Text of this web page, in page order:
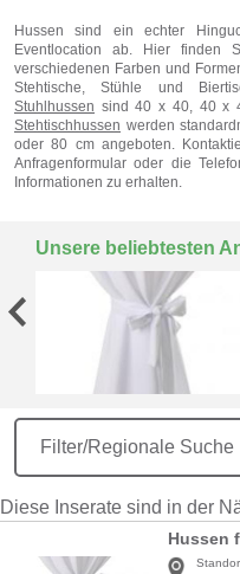
Hussen sind ein echter
Eventlocation ab. Hier finden
verschiedenen Farben und
Stehtische, Stühle und
Stuhlhussen sind 40 x 40, 40 x
Stehtischhussen werden
oder 80 cm angeboten.
Anfragenformular oder die
Informationen zu erhalten.
Unsere beliebtesten
Filter/Regionale Suche
Diese Inserate sind in der